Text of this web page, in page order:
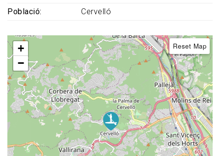
Població
Cervelló
+
−
Reset Map